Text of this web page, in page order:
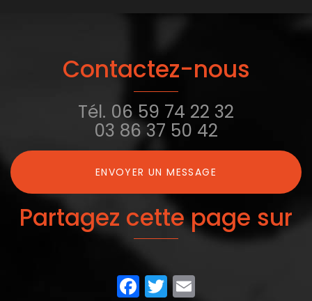
Contactez-nous
Tél. 06 59 74 22 32
03 86 37 50 42
ENVOYER UN MESSAGE
Partagez cette page sur
Facebook
Twitter